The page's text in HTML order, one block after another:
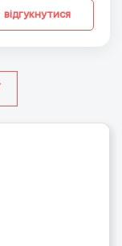
відгукнутися